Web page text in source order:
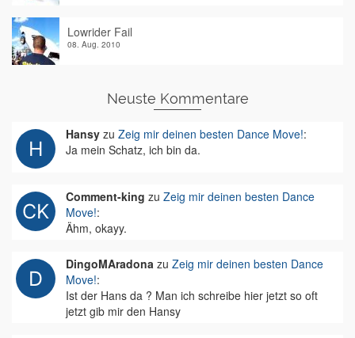
Lowrider Fail
08. Aug. 2010
Neuste Kommentare
Hansy zu Zeig mir deinen besten Dance Move!:
Ja mein Schatz, ich bin da.
Comment-king zu Zeig mir deinen besten Dance
Move!:
Ähm, okayy.
DingoMAradona zu Zeig mir deinen besten Dance
Move!:
Ist der Hans da ? Man ich schreibe hier jetzt so oft
jetzt gib mir den Hansy